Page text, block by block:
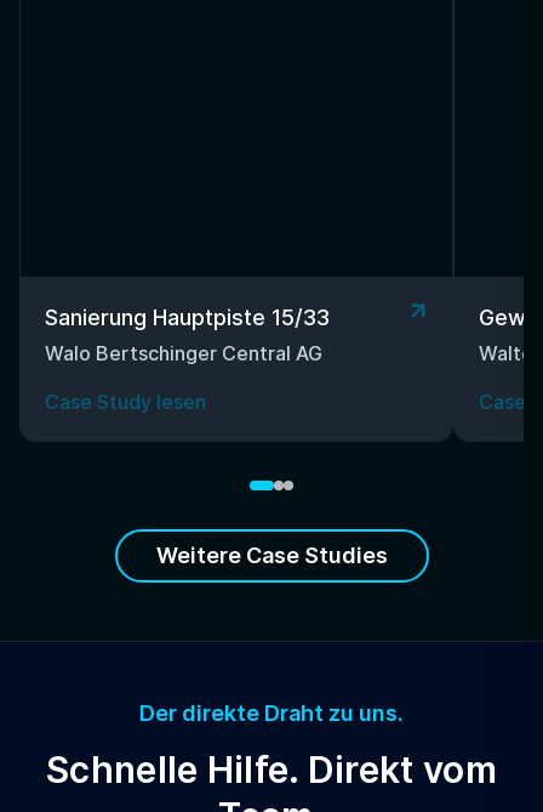
Sanierung Hauptpiste 15/33
Walo Bertschinger Central AG
Case Study lesen
Case
Weitere Case Studies
Der direkte Draht zu uns.
Schnelle Hilfe. Direkt vom